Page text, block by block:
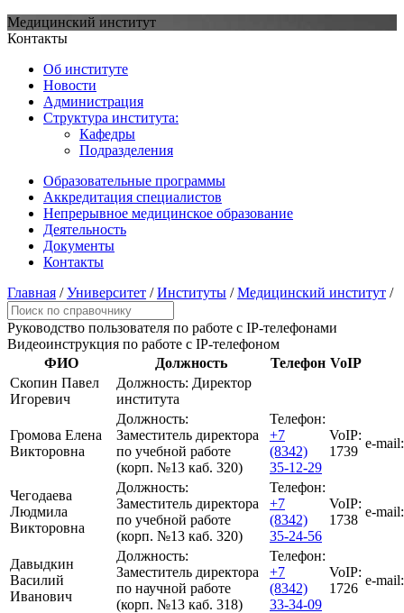
Медицинский институт
Контакты
Об институте
Новости
Администрация
Структура института:
Кафедры
Подразделения
Образовательные программы
Аккредитация специалистов
Непрерывное медицинское образование
Деятельность
Документы
Контакты
Главная /Университет /Институты /Медицинский институт /
Руководство пользователя по работе с IP-телефонами
Видеоинструкция по работе с IP-телефоном
ФИО
Должность Телефон VoIP
Скопин Павел
Игоревич
Должность: Директор
института
Громова Елена
Викторовна
Должность:
Заместитель директора
по учебной работе
(корп. №13 каб. 320)
Телефон:
+7
(8342)
35-12-29
VoIP:
1739
e-mail:
Чегодаева
Людмила
Викторовна
Должность:
Заместитель директора
по учебной работе
(корп. №13 каб. 320)
Телефон:
+7
(8342)
35-24-56
VoIP:
1738
e-mail:
Давыдкин
Василий
Иванович
Должность:
Заместитель директора
по научной работе
(корп. №13 каб. 318)
Телефон:
+7
(8342)
33-34-09
VoIP:
1726
e-mail: